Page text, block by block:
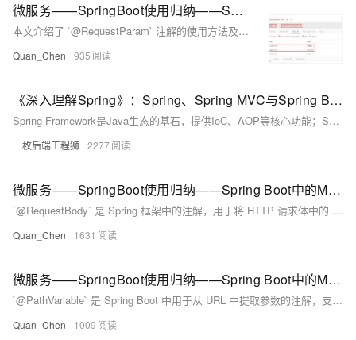
微服务——SpringBoot使用归纳——Spring Boot中的MVC支持——@RequestParam
本文介绍了 `@RequestParam` 注解的使用方法及其与 `@PathVariable` 的区别。`@RequestParam` 用于从请求中获取参数值（如 GET 请求的 URL 参数或 POST 请求的表单数据），而 `@PathVariable` 用于从 URL 模板中提取参数。文章通过示例代码详细说明了 `@RequestParam` 的常用属性，如 `required` 和 `defaultValue`，并展示了如何用实体类封装大量表单参数以简化处理流程。最后，结合 Postman 测试工具验证了接口的功能。
Quan_Chen 935
《深入理解Spring》：Spring、Spring MVC与Spring Boot的深度解析
Spring Framework是Java生态的基石，提供IoC、AOP等核心功能；Spring MVC基于其构建，实现Web层MVC架构；Spring Boot则通过自动配置和内嵌服务器，极大简化了开发与部署。三者层层演进，Spring Boot并非替代，而是对前者的高效封装与增强，适用于微服务与快速开发，而深入理解Spring Framework有助于更好驾驭整体技术栈。
一枚后端工程狮 2277
微服务——SpringBoot使用归纳——Spring Boot中的MVC支持——@RequestBody
`@RequestBody` 是 Spring 框架中的注解，用于将 HTTP 请求体中的 JSON 数据自动映射为 Java 对象。例如，前端通过 POST 请求发送包含 `username` 和 `password` 的 JSON 数据，后端可通过带有 `@RequestBody` 注解的方法参数接收并处理。此注解适用于传递复杂对象的场景，简化了数据解析过程。与表单提交不同，它主要用于接收 JSON 格式的实体数据。
Quan_Chen 1631
微服务——SpringBoot使用归纳——Spring Boot中的MVC支持——@PathVariable
`@PathVariable` 是 Spring Boot 中用于从 URL 中提取参数的注解，支持 RESTful 风格接口开发。例如，通过 `@GetMapping(&quot;/user/{id}&quot;)` 可以将 URL 中的 `{id}` 参数自动映射到方法参数中。若参数名不一致，可通过 `@PathVariable(&quot;自定义名&quot;)` 指定绑定关系。此外，还支持多参数占位符，如 `/user/{id}/{name}`，分别映射到方法中的多个参数。运行项目后，访问指定 URL 即可验证参数是否正确接收。
Quan_Chen 1009